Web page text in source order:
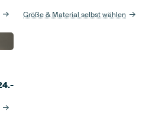
Größe & Material selbst wählen